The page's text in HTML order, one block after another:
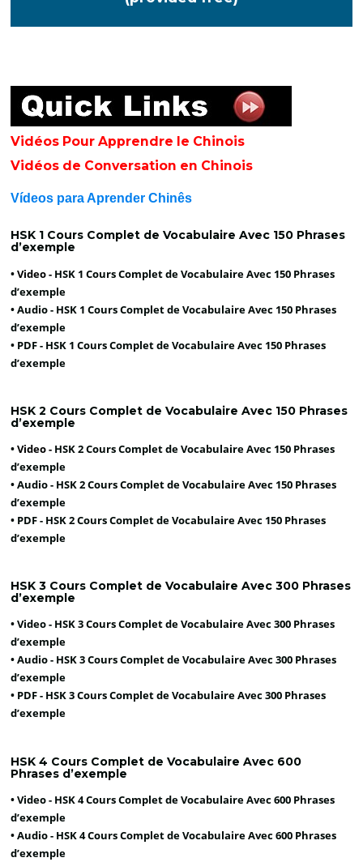
Vidéos Pour Apprendre le Chinois
Vidéos de Conversation en Chinois
Vídeos para Aprender Chinês
HSK 1 Cours Complet de Vocabulaire Avec 150 Phrases
d’exemple
•Video - HSK 1 Cours Complet de Vocabulaire Avec 150 Phrases
d’exemple
• Audio - HSK 1 Cours Complet de Vocabulaire Avec 150 Phrases
d’exemple
• PDF - HSK 1 Cours Complet de Vocabulaire Avec 150 Phrases
d’exemple
HSK 2 Cours Complet de Vocabulaire Avec 150 Phrases
d’exemple
•Video - HSK 2 Cours Complet de Vocabulaire Avec 150 Phrases
d’exemple
• Audio - HSK 2 Cours Complet de Vocabulaire Avec 150 Phrases
d’exemple
• PDF - HSK 2 Cours Complet de Vocabulaire Avec 150 Phrases
d’exemple
HSK 3 Cours Complet de Vocabulaire Avec 300 Phrases
d’exemple
• Video - HSK 3 Cours Complet de Vocabulaire Avec 300 Phrases
d’exemple
• Audio - HSK 3 Cours Complet de Vocabulaire Avec 300 Phrases
d’exemple
• PDF - HSK 3 Cours Complet de Vocabulaire Avec 300 Phrases
d’exemple
HSK 4 Cours Complet de Vocabulaire Avec 600
Phrases d’exemple
• Video - HSK 4 Cours Complet de Vocabulaire Avec 600 Phrases
d’exemple
• Audio - HSK 4 Cours Complet de Vocabulaire Avec 600 Phrases
d’exemple